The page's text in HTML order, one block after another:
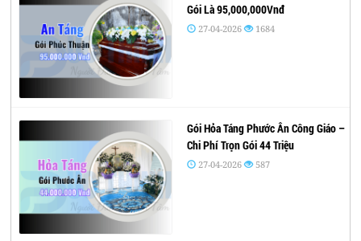
Gói Là 95,000,000Vnđ
27-04-2026 1684
Gói Hỏa Táng Phước Ân Công Giáo –
Chi Phí Trọn Gói 44 Triệu
27-04-2026 587